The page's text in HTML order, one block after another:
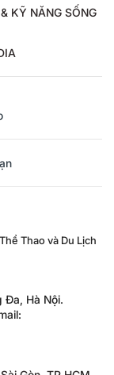
KỸ NĂNG SỐNG
Thao và Du Lịch
Hà Nội.
Gòn, TP.HCM